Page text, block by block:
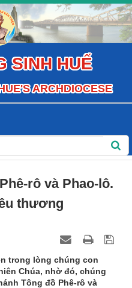
SINH HUẾ
ARCHDIOCESE
rô và Phao-lô.
thương
trong lòng chúng con
Chúa, nhờ đó, chúng
Tông đồ Phê-rô và